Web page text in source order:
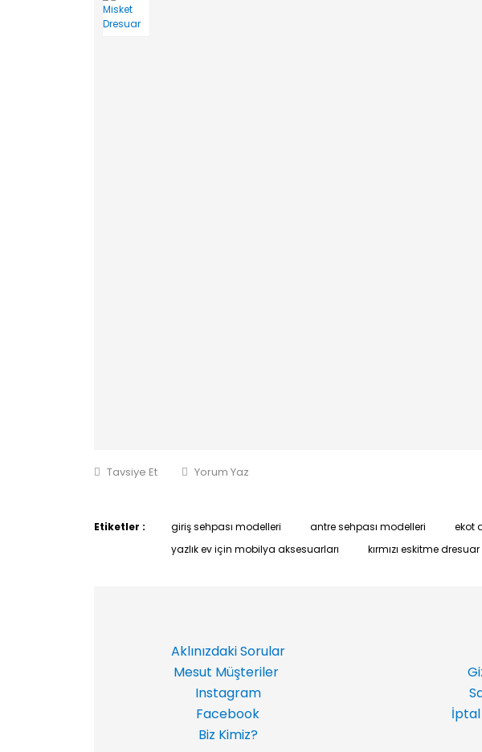
Tavsiye Et Yorum Yaz
Etiketler : giriş sehpası modelleri antre sehpası modelleri ekot
yazlık ev için mobilya aksesuarları
kırmızı eskitme dresuar
Aklınızdaki Sorular
Mesut Müşteriler
Instagram
Facebook
Biz Kimiz?